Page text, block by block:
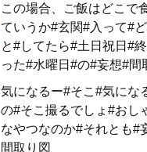
この場合、ご飯はどこで
ていうか#玄関#入って#
と#してたら#土日祝日#
った#水曜日#の#妄想#間
気になるー#そこ#気にな
の#そこ撮るでしょ#おし
なやつなのか#それとも#
間取り図